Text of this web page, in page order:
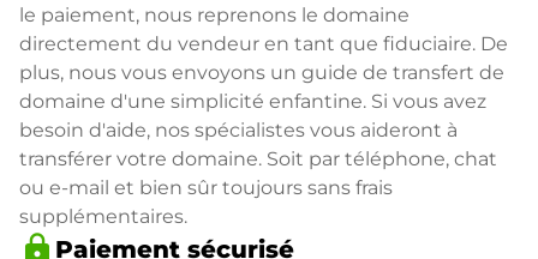
le paiement, nous reprenons le domaine
directement du vendeur en tant que fiduciaire. De
plus, nous vous envoyons un guide de transfert de
domaine d'une simplicité enfantine. Si vous avez
besoin d'aide, nos spécialistes vous aideront à
transférer votre domaine. Soit par téléphone, chat
ou e-mail et bien sûr toujours sans frais
supplémentaires.
lock Paiement sécurisé